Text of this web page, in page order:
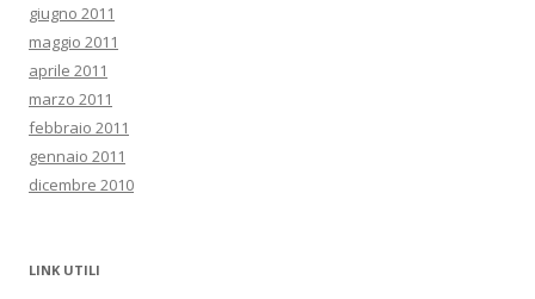
giugno 2011
maggio 2011
aprile 2011
marzo 2011
febbraio 2011
gennaio 2011
dicembre 2010
LINK UTILI